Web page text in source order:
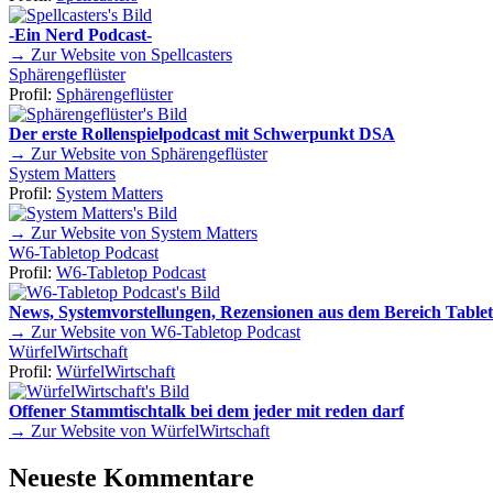
-Ein Nerd Podcast-
→ Zur Website von Spellcasters
Sphärengeflüster
Profil: Sphärengeflüster
Der erste Rollenspielpodcast mit Schwerpunkt DSA
→ Zur Website von Sphärengeflüster
System Matters
Profil: System Matters
→ Zur Website von System Matters
W6-Tabletop Podcast
Profil: W6-Tabletop Podcast
News, Systemvorstellungen, Rezensionen aus dem Bereich
→ Zur Website von W6-Tabletop Podcast
WürfelWirtschaft
Profil: WürfelWirtschaft
Offener Stammtischtalk bei dem jeder mit reden darf
→ Zur Website von WürfelWirtschaft
Neueste Kommentare